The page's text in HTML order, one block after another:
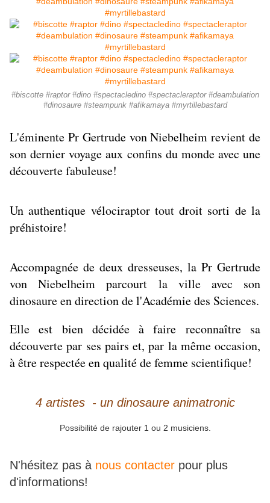
#biscotte #raptor #dino #spectacledino #spectacleraptor #deambulation
#dinosaure #steampunk #afikamaya #myrtillebastard
L'éminente Pr Gertrude von Niebelheim revient de
son dernier voyage aux confins du monde avec une
découverte fabuleuse!
Un authentique vélociraptor tout droit sorti de la
préhistoire!
Accompagnée de deux dresseuses, la Pr Gertrude
von Niebelheim parcourt la ville avec son
dinosaure en direction de l'Académie des Sciences.
Elle est bien décidée à faire reconnaître sa
découverte par ses pairs et, par la même occasion,
à être respectée en qualité de femme scientifique!
4 artistes - un dinosaure animatronic
Possibilité de rajouter 1 ou 2 musiciens.
N'hésitez pas à nous contacter pour plus
d'informations!